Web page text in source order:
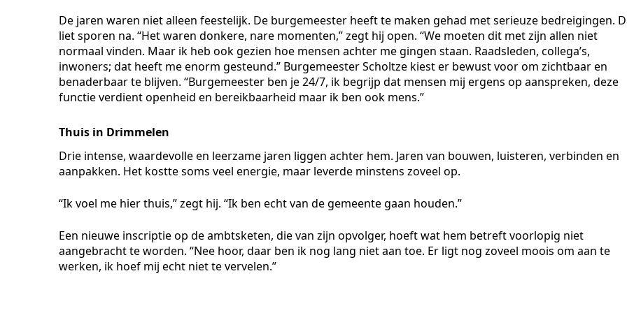
De jaren waren niet alleen feestelijk. De burgemeester heeft te maken gehad met serieuze bedreigingen.
liet sporen na. “Het waren donkere, nare momenten,” zegt hij open. “We moeten dit met zijn allen niet
normaal vinden. Maar ik heb ook gezien hoe mensen achter me gingen staan. Raadsleden, collega’s,
inwoners; dat heeft me enorm gesteund.” Burgemeester Scholtze kiest er bewust voor om zichtbaar en
benaderbaar te blijven. “Burgemeester ben je 24/7, ik begrijp dat mensen mij ergens op aanspreken, deze
functie verdient openheid en bereikbaarheid maar ik ben ook mens.”
Thuis in Drimmelen
Drie intense, waardevolle en leerzame jaren liggen achter hem. Jaren van bouwen, luisteren, verbinden en
aanpakken. Het kostte soms veel energie, maar leverde minstens zoveel op.
“Ik voel me hier thuis,” zegt hij. “Ik ben echt van de gemeente gaan houden.”
Een nieuwe inscriptie op de ambtsketen, die van zijn opvolger, hoeft wat hem betreft voorlopig niet
aangebracht te worden. “Nee hoor, daar ben ik nog lang niet aan toe. Er ligt nog zoveel moois om aan te
werken, ik hoef mij echt niet te vervelen.”